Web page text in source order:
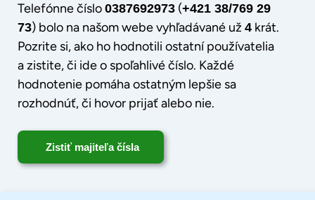
Telefónne číslo 0387692973(+421 38/769 29
73) bolo na našom webe vyhľadávané už 4krát.
Pozrite si, ako ho hodnotili ostatní používatelia
a zistite, či ide o spoľahlivé číslo. Každé
hodnotenie pomáha ostatným lepšie sa
rozhodnúť, či hovor prijať alebo nie.
Zistiť majiteľa čísla